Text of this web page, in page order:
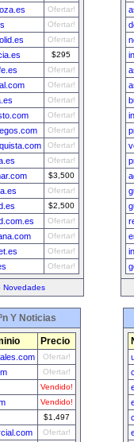
Ofertar!
Ofertar!
Ofertar!
$295
Ofertar!
Ofertar!
Ofertar!
Ofertar!
Ofertar!
Ofertar!
Ofertar!
$3,500
Ofertar!
$2,500
Ofertar!
Ofertar!
Ofertar!
Ofertar!
Novedades
Y Noticias
Precio
Ofertar!
Ofertar!
Vendido!
Vendido!
$1,497
Ofertar!